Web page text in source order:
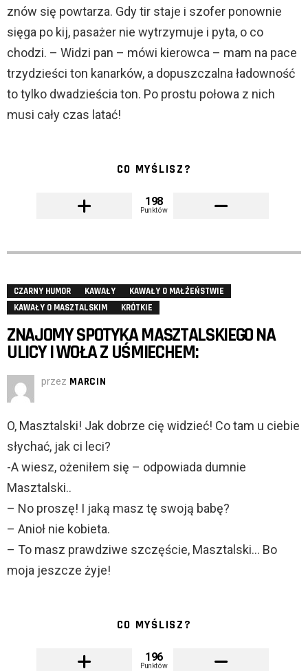
znów się powtarza. Gdy tir staje i szofer ponownie
sięga po kij, pasażer nie wytrzymuje i pyta, o co
chodzi. – Widzi pan – mówi kierowca – mam na pace
trzydzieści ton kanarków, a dopuszczalna ładowność
to tylko dwadzieścia ton. Po prostu połowa z nich
musi cały czas latać!
CO MYŚLISZ?
198
Punktów
CZARNY HUMOR KAWAŁY
KAWAŁY O MAŁŻEŃSTWIE
KAWAŁY O MASZTALSKIM
KRÓTKIE
ZNAJOMY SPOTYKA MASZTALSKIEGO NA
ULICY I WOŁA Z UŚMIECHEM:
przez MARCIN
O, Masztalski! Jak dobrze cię widzieć! Co tam u ciebie
słychać, jak ci leci?
-A wiesz, ożeniłem się – odpowiada dumnie
Masztalski..
– No proszę! I jaką masz tę swoją babę?
– Anioł nie kobieta.
– To masz prawdziwe szczęście, Masztalski… Bo
moja jeszcze żyje!
CO MYŚLISZ?
196
Punktów